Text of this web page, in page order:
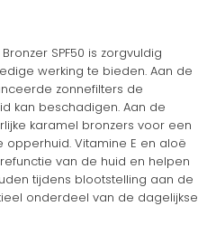
SPF50 is zorgvuldig
werking te bieden. Aan de
zonnefilters de
kan beschadigen. Aan de
karamel bronzers voor een
Vitamine E en aloë
van de huid en helpen
tijdens blootstelling aan de
onderdeel van de dagelijkse